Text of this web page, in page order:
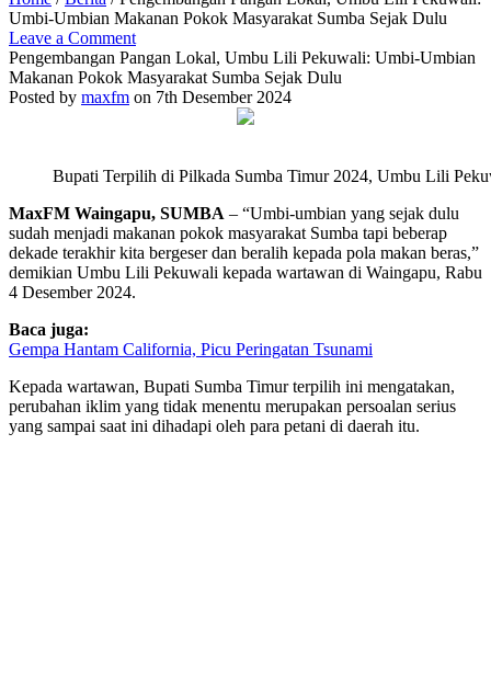
Umbi-Umbian Makanan Pokok Masyarakat Sumba Sejak Dulu
Leave a Comment
Pengembangan Pangan Lokal, Umbu Lili Pekuwali: Umbi-Umbian
Makanan Pokok Masyarakat Sumba Sejak Dulu
Posted by maxfm on 7th Desember 2024
Bupati Terpilih di Pilkada Sumba Timur 2024, Umbu Lili
MaxFM Waingapu, SUMBA – “Umbi-umbian yang sejak dulu
sudah menjadi makanan pokok masyarakat Sumba tapi beberap
dekade terakhir kita bergeser dan beralih kepada pola makan beras,”
demikian Umbu Lili Pekuwali kepada wartawan di Waingapu, Rabu
4 Desember 2024.
Baca juga:
Gempa Hantam California, Picu Peringatan Tsunami
Kepada wartawan, Bupati Sumba Timur terpilih ini mengatakan,
perubahan iklim yang tidak menentu merupakan persoalan serius
yang sampai saat ini dihadapi oleh para petani di daerah itu.